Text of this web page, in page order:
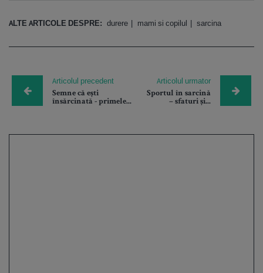
ALTE ARTICOLE DESPRE: durere mami si copilul sarcina
Articolul precedent
Semne că ești
însărcinată - primele...
Articolul urmator
Sportul în sarcină
– sfaturi și...